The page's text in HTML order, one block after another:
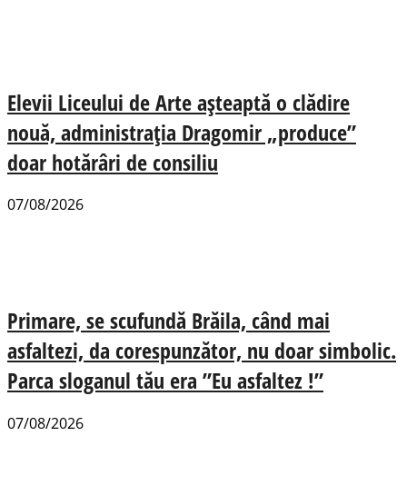
Elevii Liceului de Arte așteaptă o clădire
nouă, administrația Dragomir „produce”
doar hotărâri de consiliu
07/08/2026
Primare, se scufundă Brăila, când mai
asfaltezi, da corespunzător, nu doar simbolic.
Parca sloganul tău era ”Eu asfaltez !”
07/08/2026